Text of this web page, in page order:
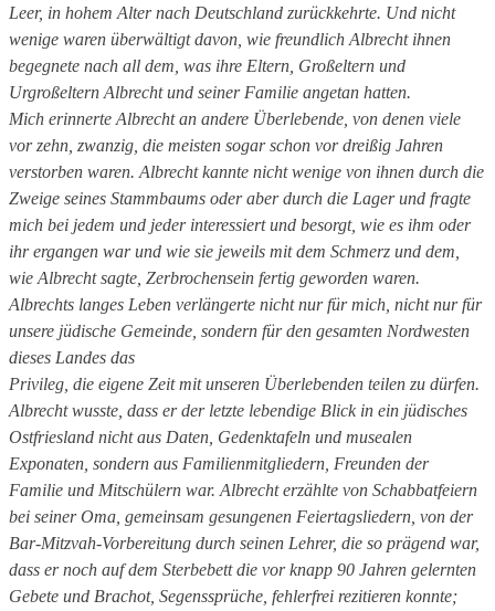
Leer, in hohem Alter nach Deutschland zurückkehrte. Und nicht
wenige waren überwältigt davon, wie freundlich Albrecht ihnen
begegnete nach all dem, was ihre Eltern, Großeltern und
Urgroßeltern Albrecht und seiner Familie angetan hatten.
Mich erinnerte Albrecht an andere Überlebende, von denen viele
vor zehn, zwanzig, die meisten sogar schon vor dreißig Jahren
verstorben waren. Albrecht kannte nicht wenige von ihnen durch die
Zweige seines Stammbaums oder aber durch die Lager und fragte
mich bei jedem und jeder interessiert und besorgt, wie es ihm oder
ihr ergangen war und wie sie jeweils mit dem Schmerz und dem,
wie Albrecht sagte, Zerbrochensein fertig geworden waren.
Albrechts langes Leben verlängerte nicht nur für mich, nicht nur für
unsere jüdische Gemeinde, sondern für den gesamten Nordwesten
dieses Landes das
Privileg, die eigene Zeit mit unseren Überlebenden teilen zu dürfen.
Albrecht wusste, dass er der letzte lebendige Blick in ein jüdisches
Ostfriesland nicht aus Daten, Gedenktafeln und musealen
Exponaten, sondern aus Familienmitgliedern, Freunden der
Familie und Mitschülern war. Albrecht erzählte von Schabbatfeiern
bei seiner Oma, gemeinsam gesungenen Feiertagsliedern, von der
Bar-Mitzvah-Vorbereitung durch seinen Lehrer, die so prägend war,
dass er noch auf dem Sterbebett die vor knapp 90 Jahren gelernten
Gebete und Brachot, Segenssprüche, fehlerfrei rezitieren konnte;